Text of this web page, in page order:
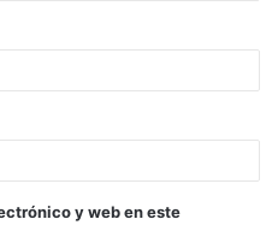
y web en este